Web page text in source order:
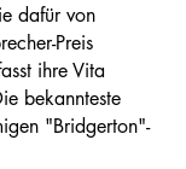
dafür von
Preis
ihre Vita
bekannteste
"Bridgerton"-